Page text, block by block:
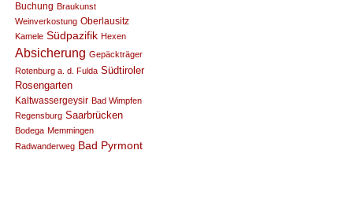
Buchung Braukunst
Weinverkostung Oberlausitz
Kamele Südpazifik Hexen
Absicherung Gepäckträger
Rotenburg a. d. Fulda Südtiroler
Rosengarten
Kaltwassergeysir Bad Wimpfen
Regensburg Saarbrücken
Bodega Memmingen
Radwanderweg Bad Pyrmont